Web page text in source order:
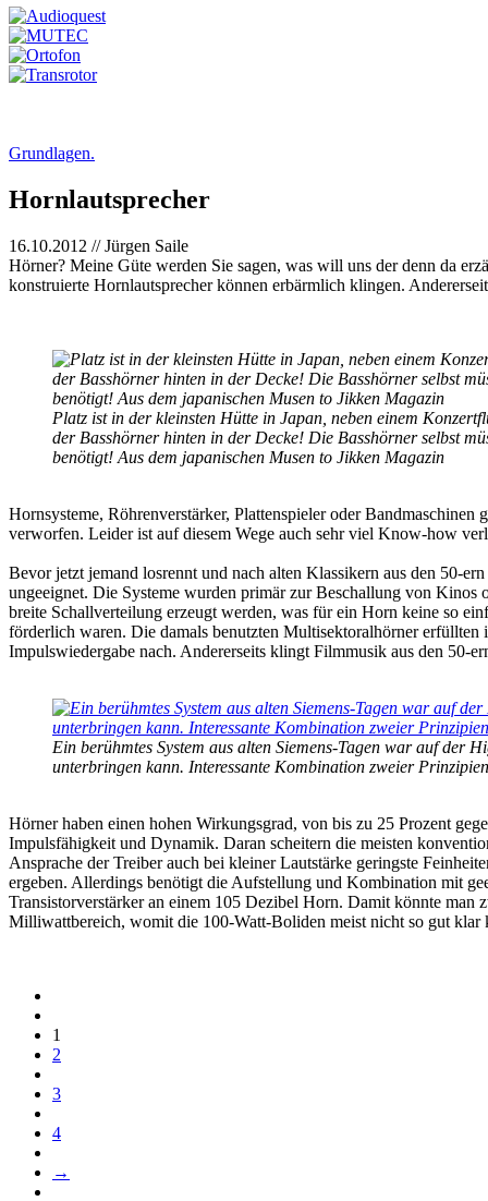
Grundlagen.
Hornlautsprecher
16.10.2012 // Jürgen Saile
Hörner? Meine Güte werden Sie sagen, was will uns der denn da
konstruierte Hornlautsprecher können erbärmlich klingen.
Platz ist in der kleinsten Hütte in Japan, neben einem
der Basshörner hinten in der Decke! Die Basshörner selbst
benötigt! Aus dem japanischen Musen to Jikken Magazin
Hornsysteme, Röhrenverstärker, Plattenspieler oder
verworfen. Leider ist auf diesem Wege auch sehr viel Know-how
Bevor jetzt jemand losrennt und nach alten Klassikern aus den 50-
ungeeignet. Die Systeme wurden primär zur Beschallung von
breite Schallverteilung erzeugt werden, was für ein Horn keine so
förderlich waren. Die damals benutzten Multisektoralhörner
Impulswiedergabe nach. Andererseits klingt Filmmusik aus den 50-
Ein berühmtes System aus alten Siemens-Tagen war auf der
unterbringen kann. Interessante Kombination zweier
Hörner haben einen hohen Wirkungsgrad, von bis zu 25 Prozent
Impulsfähigkeit und Dynamik. Daran scheitern die meisten
Ansprache der Treiber auch bei kleiner Lautstärke geringste
ergeben. Allerdings benötigt die Aufstellung und Kombination mit
Transistorverstärker an einem 105 Dezibel Horn. Damit könnte
Milliwattbereich, womit die 100-Watt-Boliden meist nicht so gut
1
2
3
4
→